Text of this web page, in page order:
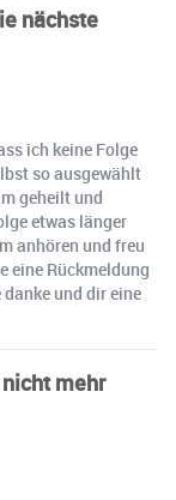
nächste
ich keine Folge
so ausgewählt
geheilt und
etwas länger
anhören und freu
eine Rückmeldung
und dir eine
mehr